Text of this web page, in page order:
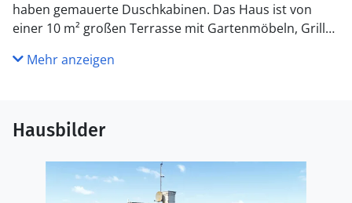
haben gemauerte Duschkabinen. Das Haus ist von
einer 10 m² großen Terrasse mit Gartenmöbeln, Grill
diesem Haus unweit vom Fischerdorf Hvide Sande.
Mehr anzeigen
Hausbilder